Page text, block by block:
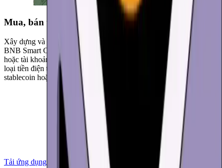
Mua, bán và trao đổi
Xây dựng và quản lý danh mục đầu tư tiền điện tử của bạn. Mua
BNB Smart Chain (BNB) bằng thẻ tín dụng, ứng dụng thanh toán
hoặc tài khoản ngân hàng. Hoán đổi ngay lập tức giữa hàng nghìn
loại tiền điện tử. Bảo vệ lợi nhuận của bạn bằng cách chuyển sang
stablecoin hoặc rút tiền về tiền tệ địa phương.
Tải ứng dụng về